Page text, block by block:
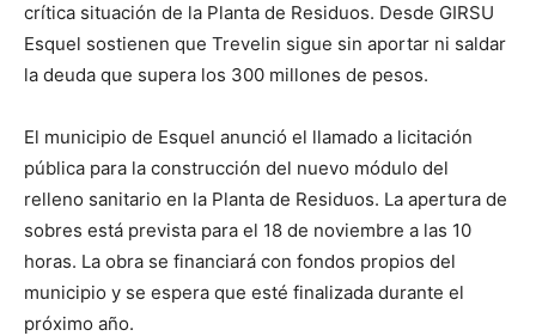
crítica situación de la Planta de Residuos. Desde GIRSU
Esquel sostienen que Trevelin sigue sin aportar ni saldar
la deuda que supera los 300 millones de pesos.
El municipio de Esquel anunció el llamado a licitación
pública para la construcción del nuevo módulo del
relleno sanitario en la Planta de Residuos. La apertura de
sobres está prevista para el 18 de noviembre a las 10
horas. La obra se financiará con fondos propios del
municipio y se espera que esté finalizada durante el
próximo año.